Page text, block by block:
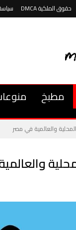
حقوق الملكية DMCA
مطبخ
والعالمية في مصر